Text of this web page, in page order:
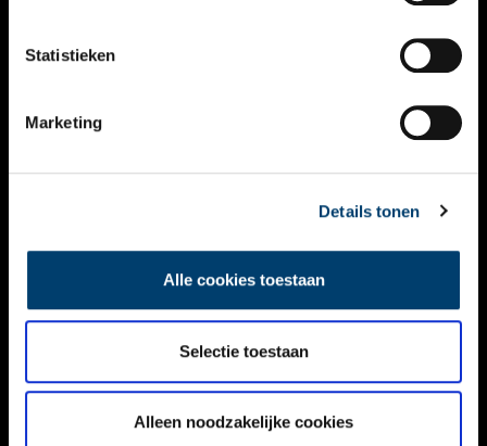
Statistieken
Marketing
Details tonen
Alle cookies toestaan
Selectie toestaan
Alleen noodzakelijke cookies
NIEUWSBRIEF
DISCLAIMER
TOEGANKELIJKHEID
Volg ONH op social media